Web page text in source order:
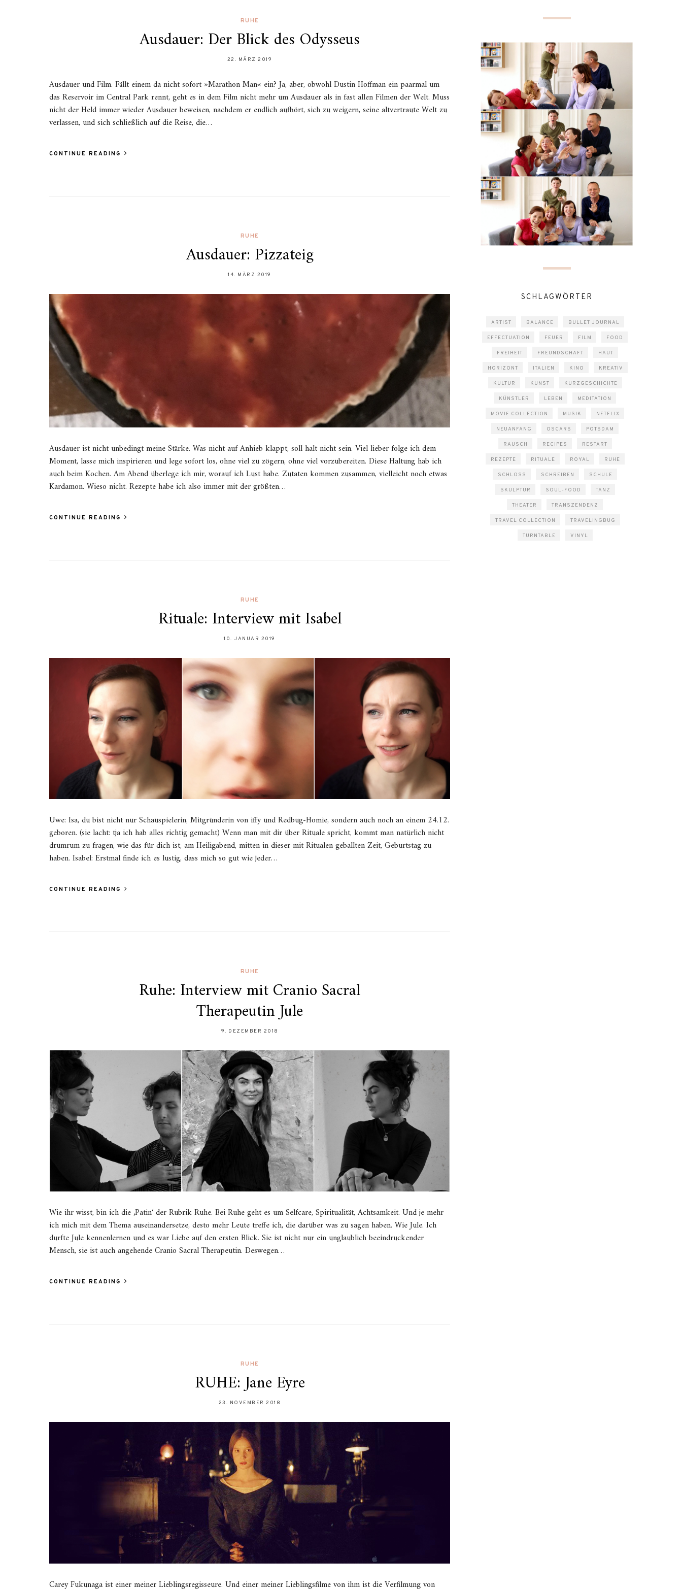
RUHE
Ausdauer: Der Blick des Odysseus
22. MÄRZ 2019
Ausdauer und Film. Fällt einem da nicht sofort »Marathon Man« ein? Ja, aber, obwohl Dustin Hoffman ein paarmal um
das Reservoir im Central Park rennt, geht es in dem Film nicht mehr um Ausdauer als in fast allen Filmen der Welt. Muss
nicht der Held immer wieder Ausdauer beweisen, nachdem er endlich aufhört, sich zu weigern, seine altvertraute Welt zu
verlassen, und sich schließlich auf die Reise, die…
CONTINUE READING
RUHE
Ausdauer: Pizzateig
14. MÄRZ 2019
Ausdauer ist nicht unbedingt meine Stärke. Was nicht auf Anhieb klappt, soll halt nicht sein. Viel lieber folge ich dem
Moment, lasse mich inspirieren und lege sofort los, ohne viel zu zögern, ohne viel vorzubereiten. Diese Haltung hab ich
auch beim Kochen. Am Abend überlege ich mir, worauf ich Lust habe. Zutaten kommen zusammen, vielleicht noch etwas
Kardamon. Wieso nicht. Rezepte habe ich also immer mit der größten…
CONTINUE READING
RUHE
Rituale: Interview mit Isabel
10. JANUAR 2019
Uwe: Isa, du bist nicht nur Schauspielerin, Mitgründerin von iffy und Redbug-Homie, sondern auch noch an einem 24.12.
geboren. (sie lacht: tja ich hab alles richtig gemacht) Wenn man mit dir über Rituale spricht, kommt man natürlich nicht
drumrum zu fragen, wie das für dich ist, am Heiligabend, mitten in dieser mit Ritualen geballten Zeit, Geburtstag zu
haben. Isabel: Erstmal finde ich es lustig, dass mich so gut wie jeder…
CONTINUE READING
RUHE
Ruhe: Interview mit Cranio Sacral
Therapeutin Jule
9. DEZEMBER 2018
Wie ihr wisst, bin ich die ‚Patin‘ der Rubrik Ruhe. Bei Ruhe geht es um Selfcare, Spiritualität, Achtsamkeit. Und je mehr
ich mich mit dem Thema auseinandersetze, desto mehr Leute treffe ich, die darüber was zu sagen haben. Wie Jule. Ich
durfte Jule kennenlernen und es war Liebe auf den ersten Blick. Sie ist nicht nur ein unglaublich beeindruckender
Mensch, sie ist auch angehende Cranio Sacral Therapeutin. Deswegen…
CONTINUE READING
RUHE
RUHE: Jane Eyre
23. NOVEMBER 2018
Carey Fukunaga ist einer meiner Lieblingsregisseure. Und einer meiner Lieblingsfilme von ihm ist die Verfilmung von
SCHLAGWÖRTER
ARTIST BALANCE BULLET JOURNAL
EFFECTUATION FEUER FILM FOOD
FREIHEIT FREUNDSCHAFT HAUT
HORIZONT ITALIEN KINO KREATIV
KULTUR KUNST KURZGESCHICHTE
KÜNSTLER LEBEN MEDITATION
MOVIE COLLECTION MUSIK NETFLIX
NEUANFANG OSCARS POTSDAM
RAUSCH RECIPES RESTART
REZEPTE RITUALE ROYAL RUHE
SCHLOSS SCHREIBEN SCHULE
SKULPTUR SOUL-FOOD TANZ
THEATER TRANSZENDENZ
TRAVEL COLLECTION TRAVELINGBUG
TURNTABLE VINYL